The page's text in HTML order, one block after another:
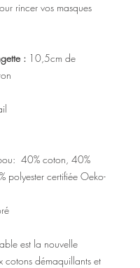
rincer vos masques
: 10,5cm de
40% coton, 40%
polyester certifiée Oeko-
est la nouvelle
cotons démaquillants et